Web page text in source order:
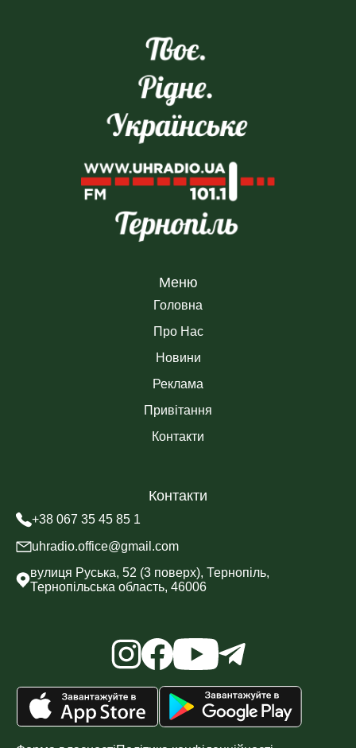
Меню
Головна
Про Нас
Новини
Реклама
Привітання
Контакти
Контакти
+38 067 35 45 85 1
uhradio.office@gmail.com
вулиця Руська, 52 (3 поверх), Тернопіль,
Тернопільська область, 46006